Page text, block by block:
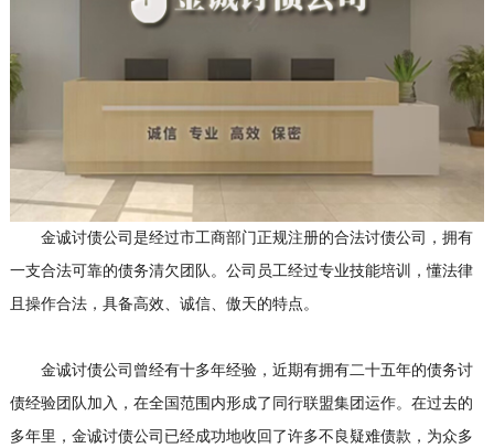
金诚讨债公司是经过市工商部门正规注册的合法讨债公司，拥有
一支合法可靠的债务清欠团队。公司员工经过专业技能培训，懂法律
且操作合法，具备高效、诚信、傲天的特点。
金诚讨债公司曾经有十多年经验，近期有拥有二十五年的债务讨
债经验团队加入，在全国范围内形成了同行联盟集团运作。在过去的
多年里，金诚讨债公司已经成功地收回了许多不良疑难债款，为众多